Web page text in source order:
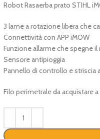
Robot Rasaerba prato STIHL
3 lame a rotazione libera che
Connettività con APP iMOW
Funzione allarme che spegne
Sensore antipioggia
Pannello di controllo e striscia
Filo perimetrale da acquistare